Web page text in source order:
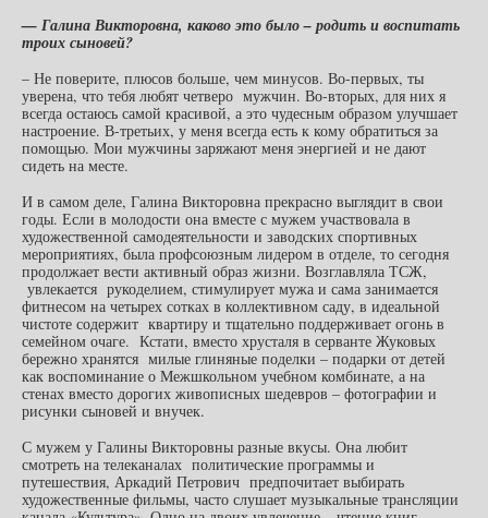
— Галина Викторовна, каково это было – родить и воспитать
троих сыновей?
– Не поверите, плюсов больше, чем минусов. Во-первых, ты
уверена, что тебя любят четверо мужчин. Во-вторых, для них я
всегда остаюсь самой красивой, а это чудесным образом улучшает
настроение. В-третьих, у меня всегда есть к кому обратиться за
помощью. Мои мужчины заряжают меня энергией и не дают
сидеть на месте.
И в самом деле, Галина Викторовна прекрасно выглядит в свои
годы. Если в молодости она вместе с мужем участвовала в
художественной самодеятельности и заводских спортивных
мероприятиях, была профсоюзным лидером в отделе, то сегодня
продолжает вести активный образ жизни. Возглавляла ТСЖ,
увлекается рукоделием, стимулирует мужа и сама занимается
фитнесом на четырех сотках в коллективном саду, в идеальной
чистоте содержит квартиру и тщательно поддерживает огонь в
семейном очаге. Кстати, вместо хрусталя в серванте Жуковых
бережно хранятся милые глиняные поделки – подарки от детей
как воспоминание о Межшкольном учебном комбинате, а на
стенах вместо дорогих живописных шедевров – фотографии и
рисунки сыновей и внучек.
С мужем у Галины Викторовны разные вкусы. Она любит
смотреть на телеканалах политические программы и
путешествия, Аркадий Петрович предпочитает выбирать
художественные фильмы, часто слушает музыкальные трансляции